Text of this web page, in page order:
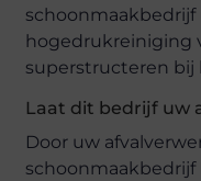
hogedrukreiniging
superstructeren bij
Laat dit bedrijf uw
Door uw